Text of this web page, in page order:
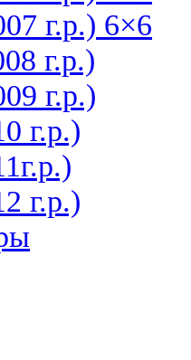
г.р.) 6×6
г.р.)
г.р.)
г.р.)
г.р.)